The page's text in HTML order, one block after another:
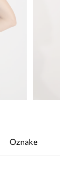
Oznake